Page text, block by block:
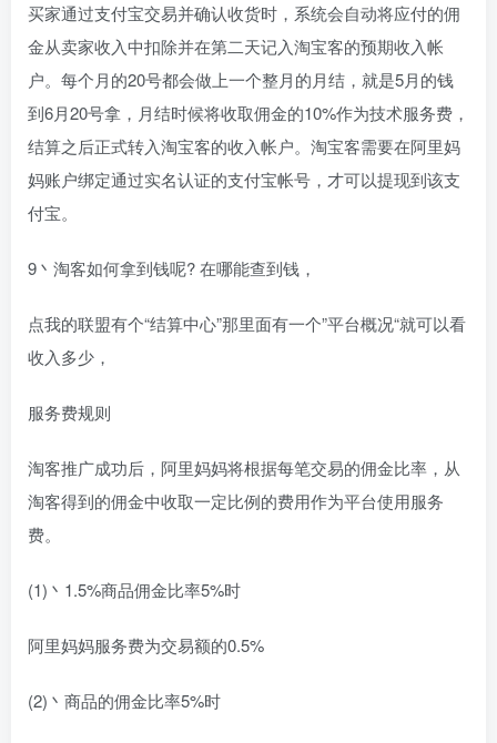
买家通过支付宝交易并确认收货时，系统会自动将应付的佣
金从卖家收入中扣除并在第二天记入淘宝客的预期收入帐
户。每个月的20号都会做上一个整月的月结，就是5月的钱
到6月20号拿，月结时候将收取佣金的10%作为技术服务费，
结算之后正式转入淘宝客的收入帐户。淘宝客需要在阿里妈
妈账户绑定通过实名认证的支付宝帐号，才可以提现到该支
付宝。
9丶淘客如何拿到钱呢? 在哪能查到钱，
点我的联盟有个“结算中心”那里面有一个”平台概况“就可以看
收入多少，
服务费规则
淘客推广成功后，阿里妈妈将根据每笔交易的佣金比率，从
淘客得到的佣金中收取一定比例的费用作为平台使用服务
费。
(1)丶1.5%商品佣金比率5%时
阿里妈妈服务费为交易额的0.5%
(2)丶商品的佣金比率5%时